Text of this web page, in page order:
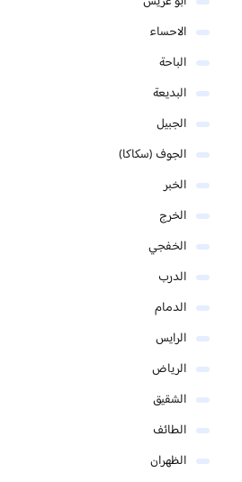
الاحساء
الباحة
البديعة
الجبيل
الجوف (سكاكا)
الخبر
الخرج
الخفجي
الدرب
الدمام
الرايس
الرياض
الشقيق
الطائف
الظهران